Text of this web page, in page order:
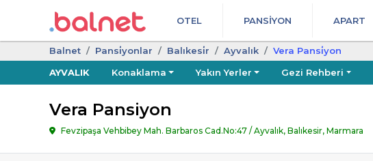
OTEL PANSIYON APART
Balnet Pansi̇yonlar Balıkesi̇r Ayvalık
Vera Pansi̇yon
AYVALIK
Konaklama Yakın Yerler Gezi Rehberi
Vera Pansiyon
Fevzipaşa Vehbibey Mah. Barbaros Cad.No:47 / Ayvalık, Balıkesir, Marmara